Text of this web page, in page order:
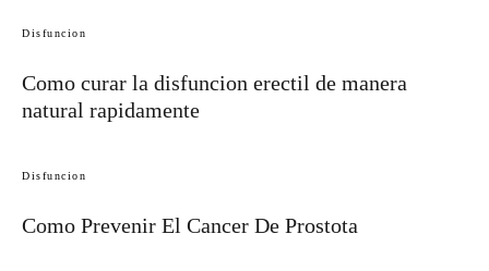
Disfuncion
Como curar la disfuncion erectil de manera
natural rapidamente
Disfuncion
Como Prevenir El Cancer De Prostota